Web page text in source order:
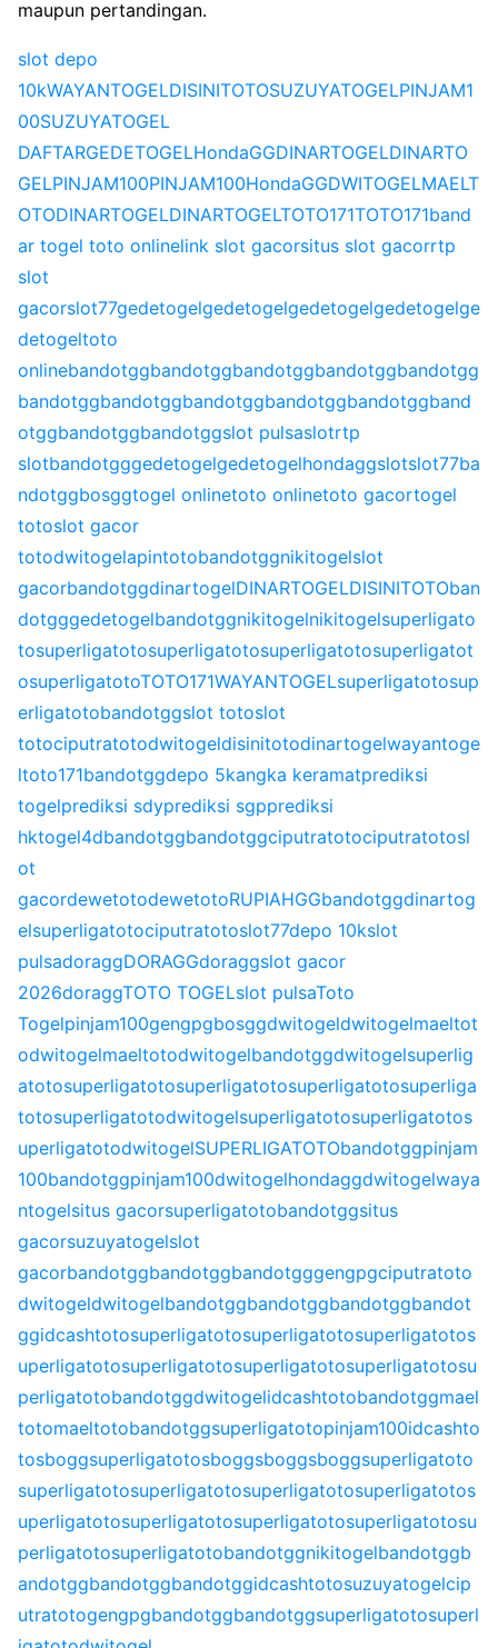
maupun pertandingan.
slot depo
10kWAYANTOGELDISINITOTOSUZUYATOGELPINJAM1
00SUZUYATOGEL
DAFTARGEDETOGELHondaGGDINARTOGELDINARTO
GELPINJAM100PINJAM100HondaGGDWITOGELMAELT
OTODINARTOGELDINARTOGELTOTO171TOTO171band
ar togel toto onlinelink slot gacorsitus slot gacorrtp
slot
gacorslot77gedetogelgedetogelgedetogelgedetogelge
detogeltoto
onlinebandotggbandotggbandotggbandotggbandotgg
bandotggbandotggbandotggbandotggbandotggband
otggbandotggbandotggslot pulsaslotrtp
slotbandotgggedetogelgedetogelhondaggslotslot77ba
ndotggbosggtogel onlinetoto onlinetoto gacortogel
totoslot gacor
totodwitogelapintotobandotggnikitogelslot
gacorbandotggdinartogelDINARTOGELDISINITOTOban
dotgggedetogelbandotggnikitogelnikitogelsuperligato
tosuperligatotosuperligatotosuperligatotosuperligatot
osuperligatotoTOTO171WAYANTOGELsuperligatotosup
erligatotobandotggslot totoslot
totociputratotodwitogeldisinitotodinartogelwayantoge
ltoto171bandotggdepo 5kangka keramatprediksi
togelprediksi sdyprediksi sgpprediksi
hktogel4dbandotggbandotggciputratotociputratotosl
ot
gacordewetotodewetotoRUPIAHGGbandotggdinartog
elsuperligatotociputratotoslot77depo 10kslot
pulsadoraggDORAGGdoraggslot gacor
2026doraggTOTO TOGELslot pulsaToto
Togelpinjam100gengpgbosggdwitogeldwitogelmaeltot
odwitogelmaeltotodwitogelbandotggdwitogelsuperlig
atotosuperligatotosuperligatotosuperligatotosuperliga
totosuperligatotodwitogelsuperligatotosuperligatotos
uperligatotodwitogelSUPERLIGATOTObandotggpinjam
100bandotggpinjam100dwitogelhondaggdwitogelwaya
ntogelsitus gacorsuperligatotobandotggsitus
gacorsuzuyatogelslot
gacorbandotggbandotggbandotgggengpgciputratoto
dwitogeldwitogelbandotggbandotggbandotggbandot
ggidcashtotosuperligatotosuperligatotosuperligatotos
uperligatotosuperligatotosuperligatotosuperligatotosu
perligatotobandotggdwitogelidcashtotobandotggmael
totomaeltotobandotggsuperligatotopinjam100idcashto
tosboggsuperligatotosboggsboggsboggsuperligatoto
superligatotosuperligatotosuperligatotosuperligatotos
uperligatotosuperligatotosuperligatotosuperligatotosu
perligatotosuperligatotobandotggnikitogelbandotggb
andotggbandotggbandotggidcashtotosuzuyatogelcip
utratotogengpgbandotggbandotggsuperligatotosuperl